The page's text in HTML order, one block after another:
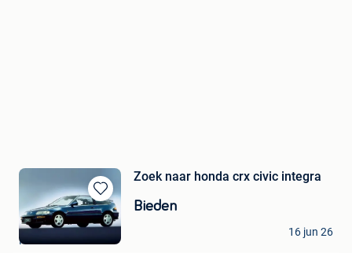
Bewaren
in
Favorieten
Zoek naar honda crx civic integra
Bieden
benoit
Fosses-La-Ville
16 jun 26